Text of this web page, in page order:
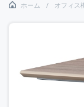
ホーム オフィス